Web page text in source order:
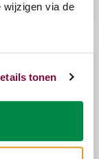
via de
tonen
Bekijk opties